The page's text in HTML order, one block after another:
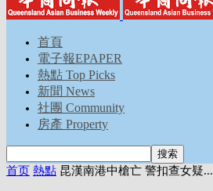
首頁
電子報EPAPER
熱點 Top Picks
新聞 News
社團 Community
房產 Property
首页 熱點 昆漢南港中槍亡 警扣查女疑...